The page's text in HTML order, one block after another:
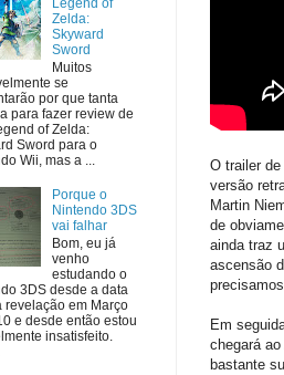
O trailer
versão
Martin
de
ainda traz
ascensão
Em
chegará
bastante
Zelda:
Skyward
Sword
Muitos
se
por que tanta
para fazer review de
of Zelda:
Sword para o
Wii, mas a ...
Porque o
Nintendo 3DS
vai falhar
Bom, eu já
venho
estudando o
3DS desde a data
revelação em Março
e desde então estou
insatisfeito.